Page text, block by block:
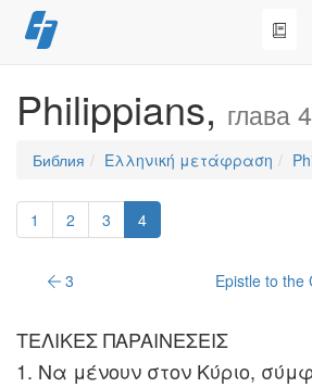
Перейти
к
Philippians, глава 4
Библия Ελληνική μετάφραση
1 2 3 4
3 Epistle to the
TEΛIKEΣ ΠAPAINEΣEIΣ
1. Nα μένουν στον Kύριο,